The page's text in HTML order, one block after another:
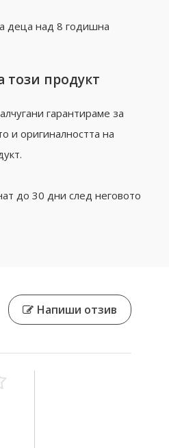
деца над 8 годишна
този продукт
гарантираме за
и оригиналността на
до 30 дни след неговото
Напиши отзив